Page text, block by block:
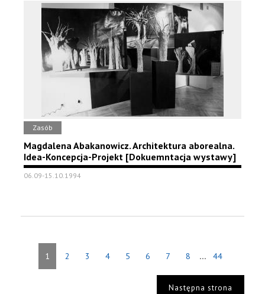
Zasób
Magdalena Abakanowicz. Architektura aborealna.
Idea-Koncepcja-Projekt [Dokuemntacja wystawy]
06.09-15.10.1994
1 2 3 4 5 6 7 8 ... 44
Następna strona